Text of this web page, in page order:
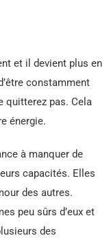
et il devient plus en
constamment
quitterez pas. Cela
énergie.
à manquer de
capacités. Elles
des autres.
peu sûrs d’eux et
des